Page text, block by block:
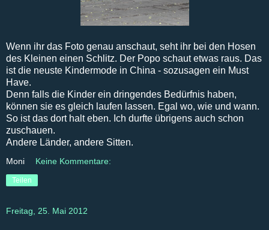
Wenn ihr das Foto genau anschaut, seht ihr bei den Hosen
des Kleinen einen Schlitz. Der Popo schaut etwas raus. Das
ist die neuste Kindermode in China - sozusagen ein Must
Have.
Denn falls die Kinder ein dringendes Bedürfnis haben,
können sie es gleich laufen lassen. Egal wo, wie und wann.
So ist das dort halt eben. Ich durfte übrigens auch schon
zuschauen.
Andere Länder, andere Sitten.
Moni Keine Kommentare:
Teilen
Freitag, 25. Mai 2012